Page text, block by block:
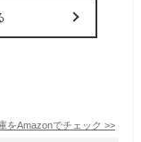
をAmazonでチェック >>